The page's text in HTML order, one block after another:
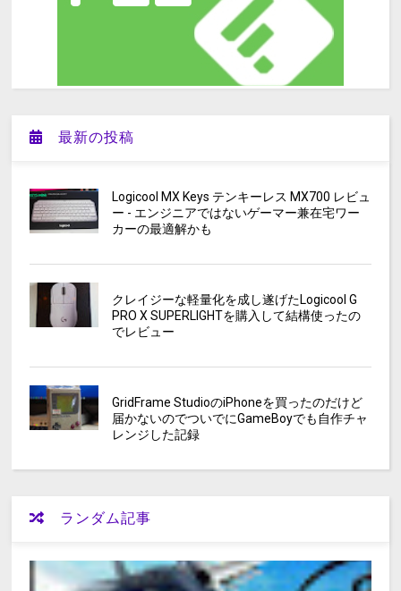
最新の投稿
Logicool MX Keys テンキーレス MX700 レビュ
ー - エンジニアではないゲーマー兼在宅ワー
カーの最適解かも
クレイジーな軽量化を成し遂げたLogicool G
PRO X SUPERLIGHTを購入して結構使ったの
でレビュー
GridFrame StudioのiPhoneを買ったのだけど
届かないのでついでにGameBoyでも自作チャ
レンジした記録
ランダム記事